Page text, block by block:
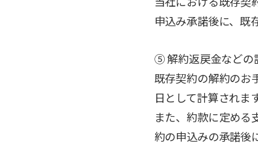
申込み承諾後に、既
⑤ 解約返戻金などの
既存契約の解約のお
日として計算されます
また、約款に定める
約の申込みの承諾後